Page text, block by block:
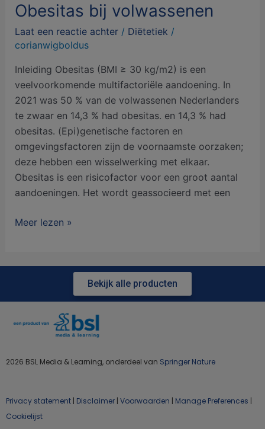
Obesitas bij volwassenen
Laat een reactie achter / Diëtetiek /
corianwigboldus
Inleiding Obesitas (BMI ≥ 30 kg/m2) is een
veelvoorkomende multifactoriële aandoening. In
2021 was 50 % van de volwassenen Nederlanders
te zwaar en 14,3 % had obesitas. en 14,3 % had
obesitas. (Epi)genetische factoren en
omgevingsfactoren zijn de voornaamste oorzaken;
deze hebben een wisselwerking met elkaar.
Obesitas is een risicofactor voor een groot aantal
aandoeningen. Het wordt geassocieerd met een
Meer lezen »
Bekijk alle producten
2026 BSL Media & Learning, onderdeel van Springer Nature
Privacy statement | Disclaimer | Voorwaarden | Manage Preferences |
Cookielijst